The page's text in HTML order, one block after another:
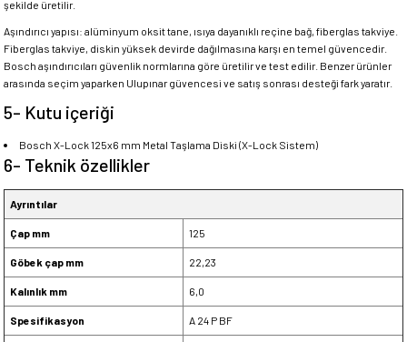
şekilde üretilir.
Aşındırıcı yapısı: alüminyum oksit tane, ısıya dayanıklı reçine bağ, fiberglas takviye.
Fiberglas takviye, diskin yüksek devirde dağılmasına karşı en temel güvencedir.
Bosch aşındırıcıları güvenlik normlarına göre üretilir ve test edilir. Benzer ürünler
arasında seçim yaparken Ulupınar güvencesi ve satış sonrası desteği fark yaratır.
5- Kutu içeriği
Bosch X-Lock 125x6 mm Metal Taşlama Diski (X-Lock Sistem)
6- Teknik özellikler
Ayrıntılar
Çap mm 125
Göbek çap mm 22,23
Kalınlık mm 6,0
Spesifikasyon A 24 P BF